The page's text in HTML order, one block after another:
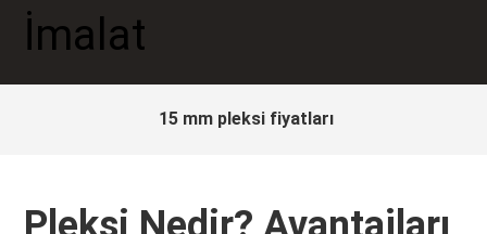
15 mm pleksi fiyatları